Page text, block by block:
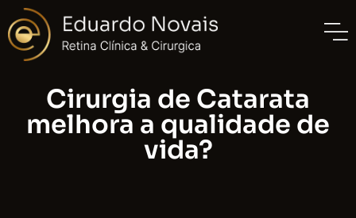
Cirurgia de Catarata
melhora a qualidade de
vida?